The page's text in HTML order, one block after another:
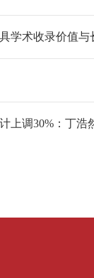
学术收录价值与
上调30%：丁